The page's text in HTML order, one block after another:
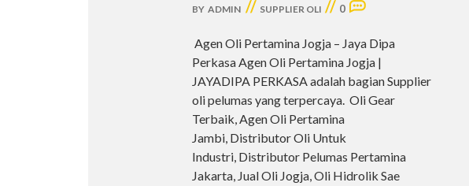
BY ADMIN // SUPPLIER OLI // 0
Agen Oli Pertamina Jogja – Jaya Dipa
Perkasa Agen Oli Pertamina Jogja |
JAYADIPA PERKASA adalah bagian Supplier
oli pelumas yang terpercaya. Oli Gear
Terbaik, Agen Oli Pertamina
Jambi, Distributor Oli Untuk
Industri, Distributor Pelumas Pertamina
Jakarta, Jual Oli Jogja, Oli Hidrolik Sae